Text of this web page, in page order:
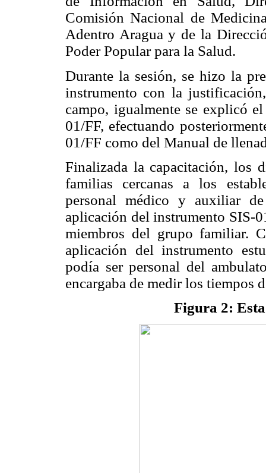
Comisión Nacional de
Adentro Aragua y de la
Poder Popular para la Salud.
Durante la sesión, se hizo la
instrumento con la
campo, igualmente se explicó
01/FF, efectuando
01/FF como del Manual de
Finalizada la capacitación, los
familias cercanas a los
personal médico y auxiliar
aplicación del instrumento SIS-
miembros del grupo familiar.
aplicación del instrumento
podía ser personal del
encargaba de medir los tiempos
Figura 2: